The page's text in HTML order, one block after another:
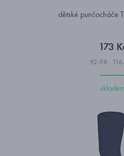
dětské punčocháče
173
92-98